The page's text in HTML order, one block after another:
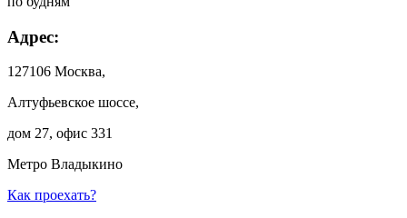
Адрес:
127106 Москва,
Алтуфьевское шоссе,
дом 27, офис 331
Метро Владыкино
Как проехать?